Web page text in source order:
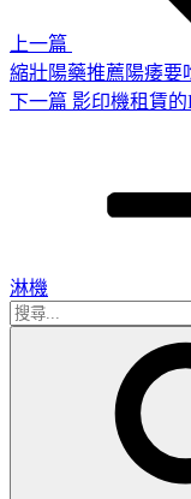
上一篇
縮壯陽藥推薦陽痿要
下
下一篇 影印機租賃
淋機
搜